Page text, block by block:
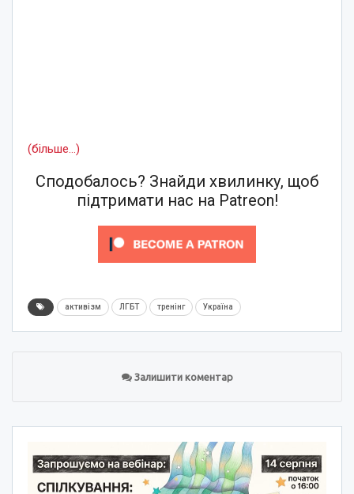
(більше…)
Сподобалось? Знайди хвилинку, щоб
підтримати нас на Patreon!
активізм ЛГБТ тренінг Україна
Залишити коментар